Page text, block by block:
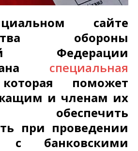
сайте
обороны
Федерации
специальная
поможет
и членам их
при проведении
с банковскими